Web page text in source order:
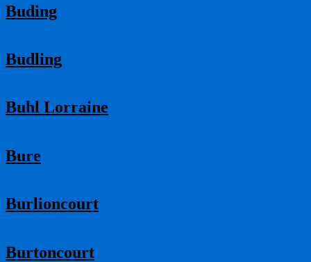
Buding
Budling
Buhl Lorraine
Bure
Burlioncourt
Burtoncourt